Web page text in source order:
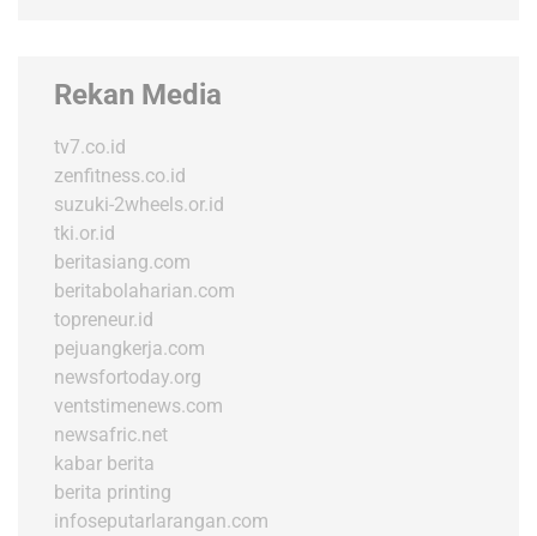
Rekan Media
tv7.co.id
zenfitness.co.id
suzuki-2wheels.or.id
tki.or.id
beritasiang.com
beritabolaharian.com
topreneur.id
pejuangkerja.com
newsfortoday.org
ventstimenews.com
newsafric.net
kabar berita
berita printing
infoseputarlarangan.com